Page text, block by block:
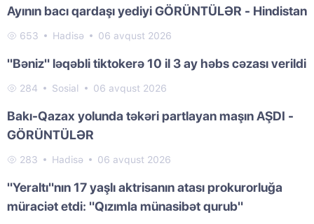
Ayının bacı qardaşı yediyi GÖRÜNTÜLƏR - Hindistan
653 Hadisə 06 avqust 2026
"Bəniz" ləqəbli tiktokerə 10 il 3 ay həbs cəzası verildi
284 Sosial 06 avqust 2026
Bakı-Qazax yolunda təkəri partlayan maşın AŞDI -
GÖRÜNTÜLƏR
283 Hadisə 06 avqust 2026
"Yeraltı"nın 17 yaşlı aktrisanın atası prokurorluğa
müraciət etdi: "Qızımla münasibət qurub"